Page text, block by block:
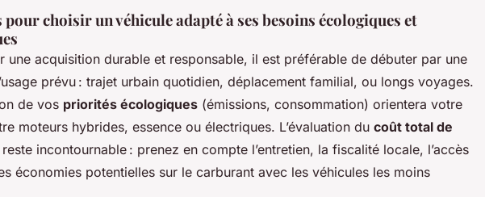
pour choisir un véhicule adapté à ses besoins écologiques et
une acquisition durable et responsable, il est préférable de débuter par une
prévu : trajet urbain quotidien, déplacement familial, ou longs voyages.
de vos priorités écologiques (émissions, consommation) orientera votre
moteurs hybrides, essence ou électriques. L’évaluation du coût total de
reste incontournable : prenez en compte l’entretien, la fiscalité locale, l’accès
économies potentielles sur le carburant avec les véhicules les moins